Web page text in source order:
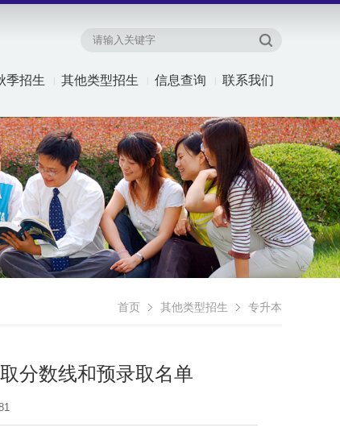
季招生 其他类型招生 信息查询 联系我们
首页 其他类型招生 专升本
分数线和预录取名单